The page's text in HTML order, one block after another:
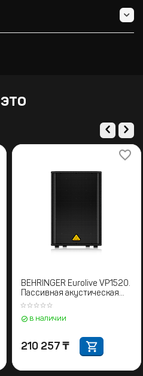
BEHRINGER Eurolive VP1520.
Пассивная акустическая
система
в наличии
210 257 ₸